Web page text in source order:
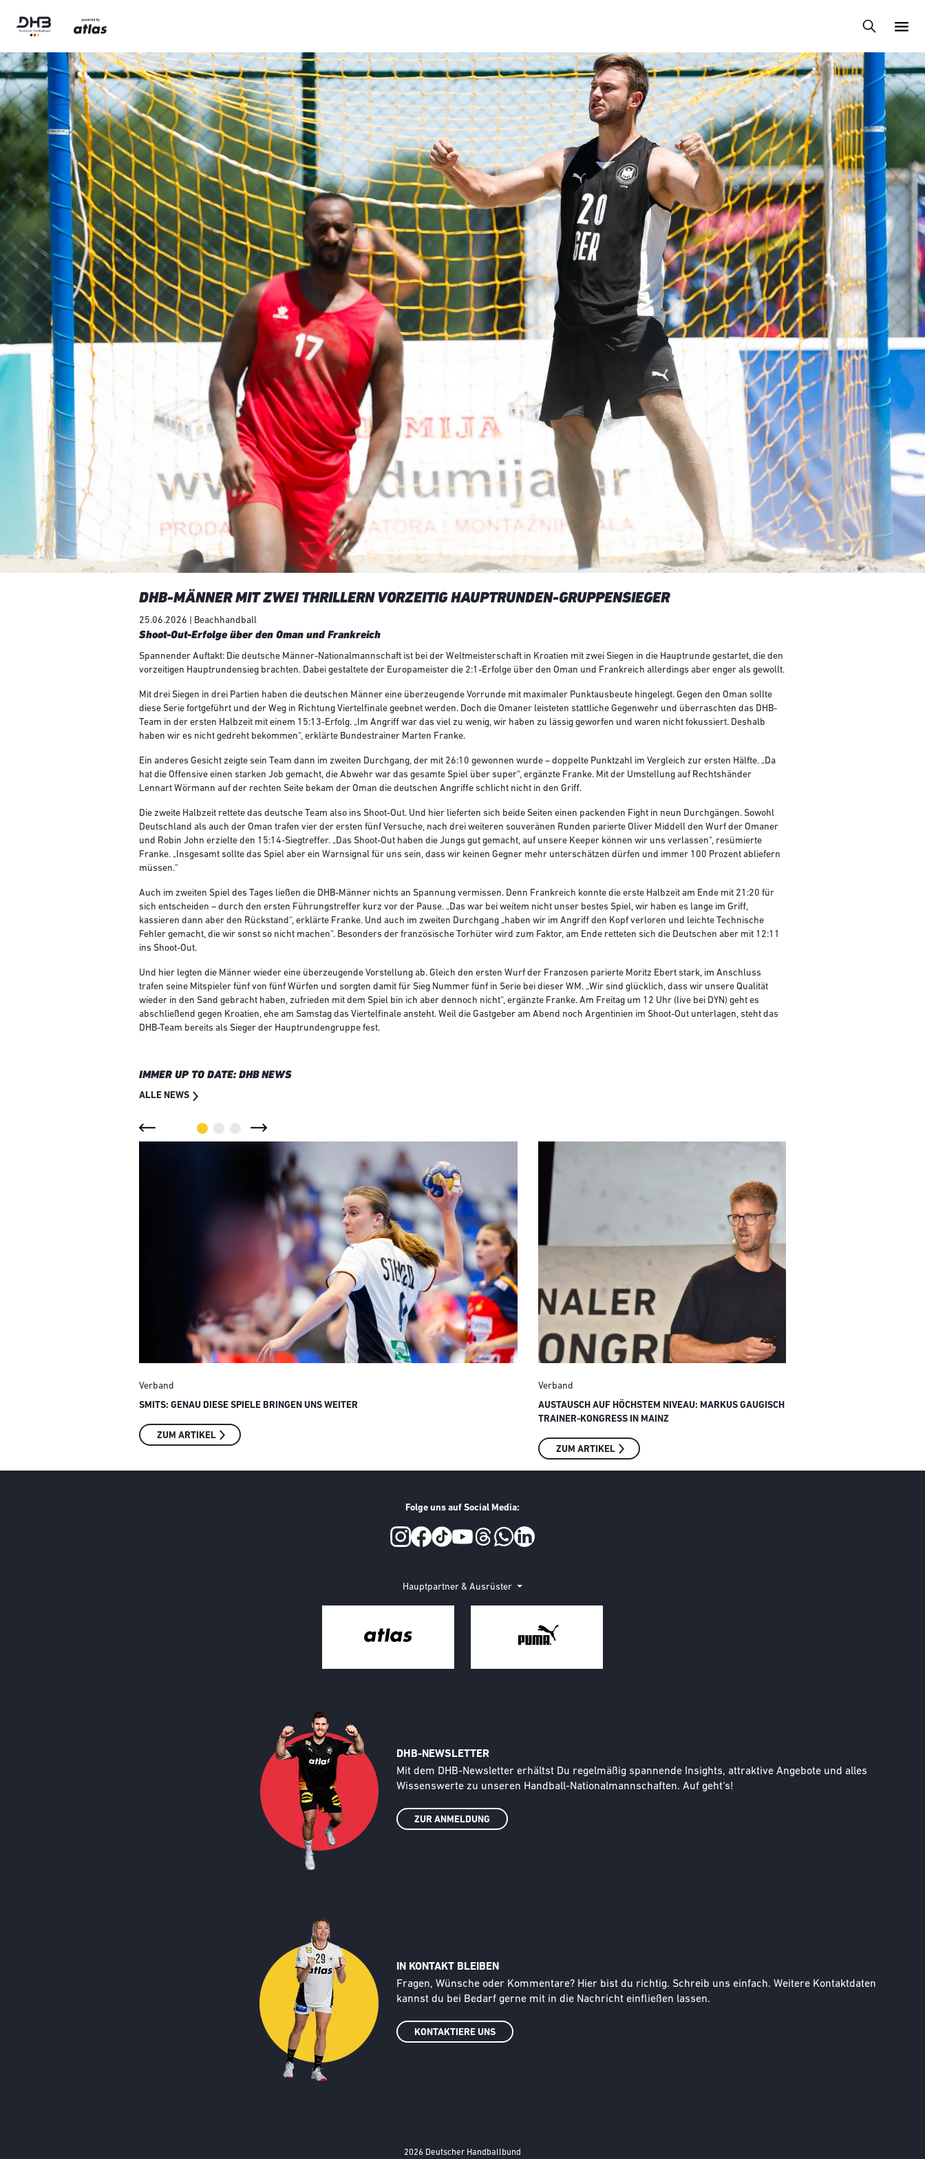
DHB-MÄNNER MIT ZWEI THRILLERN VORZEITIG HAUPTRUNDEN-GRUPPENSIEGER
25.06.2026 | Beachhandball
Shoot-Out-Erfolge über den Oman und Frankreich
Spannender Auftakt: Die deutsche Männer-Nationalmannschaft ist bei der Weltmeisterschaft in Kroatien mit zwei Siegen in die Hauptrunde gestartet, die den
vorzeitigen Hauptrundensieg brachten. Dabei gestaltete der Europameister die 2:1-Erfolge über den Oman und Frankreich allerdings aber enger als gewollt.
Mit drei Siegen in drei Partien haben die deutschen Männer eine überzeugende Vorrunde mit maximaler Punktausbeute hingelegt. Gegen den Oman sollte
diese Serie fortgeführt und der Weg in Richtung Viertelfinale geebnet werden. Doch die Omaner leisteten stattliche Gegenwehr und überraschten das DHB-
Team in der ersten Halbzeit mit einem 15:13-Erfolg. „Im Angriff war das viel zu wenig, wir haben zu lässig geworfen und waren nicht fokussiert. Deshalb
haben wir es nicht gedreht bekommen“, erklärte Bundestrainer Marten Franke.
Ein anderes Gesicht zeigte sein Team dann im zweiten Durchgang, der mit 26:10 gewonnen wurde – doppelte Punktzahl im Vergleich zur ersten Hälfte. „Da
hat die Offensive einen starken Job gemacht, die Abwehr war das gesamte Spiel über super“, ergänzte Franke. Mit der Umstellung auf Rechtshänder
Lennart Wörmann auf der rechten Seite bekam der Oman die deutschen Angriffe schlicht nicht in den Griff.
Die zweite Halbzeit rettete das deutsche Team also ins Shoot-Out. Und hier lieferten sich beide Seiten einen packenden Fight in neun Durchgängen. Sowohl
Deutschland als auch der Oman trafen vier der ersten fünf Versuche, nach drei weiteren souveränen Runden parierte Oliver Middell den Wurf der Omaner
und Robin John erzielte den 15:14-Siegtreffer. „Das Shoot-Out haben die Jungs gut gemacht, auf unsere Keeper können wir uns verlassen“, resümierte
Franke. „Insgesamt sollte das Spiel aber ein Warnsignal für uns sein, dass wir keinen Gegner mehr unterschätzen dürfen und immer 100 Prozent abliefern
müssen.“
Auch im zweiten Spiel des Tages ließen die DHB-Männer nichts an Spannung vermissen. Denn Frankreich konnte die erste Halbzeit am Ende mit 21:20 für
sich entscheiden – durch den ersten Führungstreffer kurz vor der Pause. „Das war bei weitem nicht unser bestes Spiel, wir haben es lange im Griff,
kassieren dann aber den Rückstand“, erklärte Franke. Und auch im zweiten Durchgang „haben wir im Angriff den Kopf verloren und leichte Technische
Fehler gemacht, die wir sonst so nicht machen“. Besonders der französische Torhüter wird zum Faktor, am Ende retteten sich die Deutschen aber mit 12:11
ins Shoot-Out.
Und hier legten die Männer wieder eine überzeugende Vorstellung ab. Gleich den ersten Wurf der Franzosen parierte Moritz Ebert stark, im Anschluss
trafen seine Mitspieler fünf von fünf Würfen und sorgten damit für Sieg Nummer fünf in Serie bei dieser WM. „Wir sind glücklich, dass wir unsere Qualität
wieder in den Sand gebracht haben, zufrieden mit dem Spiel bin ich aber dennoch nicht“, ergänzte Franke. Am Freitag um 12 Uhr (live bei DYN) geht es
abschließend gegen Kroatien, ehe am Samstag das Viertelfinale ansteht. Weil die Gastgeber am Abend noch Argentinien im Shoot-Out unterlagen, steht das
DHB-Team bereits als Sieger der Hauptrundengruppe fest.
IMMER UP TO DATE: DHB NEWS
ALLE NEWS
Verband
SMITS: GENAU DIESE SPIELE BRINGEN UNS WEITER
ZUM ARTIKEL
Verband
AUSTAUSCH AUF HÖCHSTEM NIVEAU: MARKUS GAUGISCH BEI INTERNATIONALEM
TRAINER-KONGRESS IN MAINZ
ZUM ARTIKEL
Folge uns auf Social Media:
Hauptpartner & Ausrüster
DHB-NEWSLETTER
Text
Mit dem DHB-Newsletter erhältst Du regelmäßig spannende Insights, attraktive Angebote und alles
Wissenswerte zu unseren Handball-Nationalmannschaften. Auf geht‘s!
ZUR ANMELDUNG
IN KONTAKT BLEIBEN
Text
Fragen, Wünsche oder Kommentare? Hier bist du richtig. Schreib uns einfach. Weitere Kontaktdaten
kannst du bei Bedarf gerne mit in die Nachricht einfließen lassen.
KONTAKTIERE UNS
2026 Deutscher Handballbund